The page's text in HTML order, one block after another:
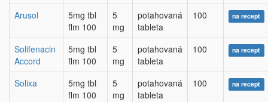
Arusol
5mg tbl
flm 100
5
mg
potahovaná
tableta
100 na recept
Solifenacin
Accord
5mg tbl
flm 100
5
mg
potahovaná
tableta
100 na recept
Solixa
5mg tbl
flm 100
5
mg
potahovaná
tableta
100 na recept